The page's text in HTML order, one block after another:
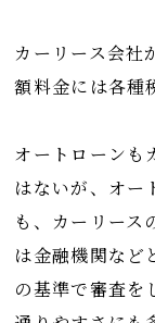
カーリース会社
額料金には各種
オートローンも
はないが、オー
も、カーリース
は金融機関など
の基準で審査を